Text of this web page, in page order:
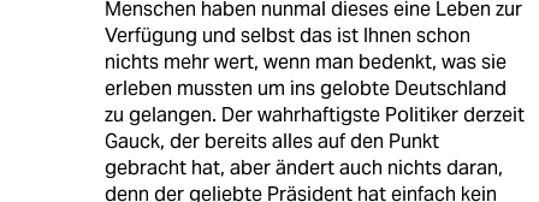
Menschen haben nunmal dieses eine Leben zur
Verfügung und selbst das ist Ihnen schon
nichts mehr wert, wenn man bedenkt, was sie
erleben mussten um ins gelobte Deutschland
zu gelangen. Der wahrhaftigste Politiker derzeit
Gauck, der bereits alles auf den Punkt
gebracht hat, aber ändert auch nichts daran,
denn der geliebte Präsident hat einfach kein